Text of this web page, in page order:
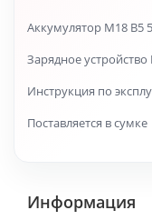
Аккумулятор M18 B5
Зарядное устройство
Инструкция по
Поставляется в сумке
Информация